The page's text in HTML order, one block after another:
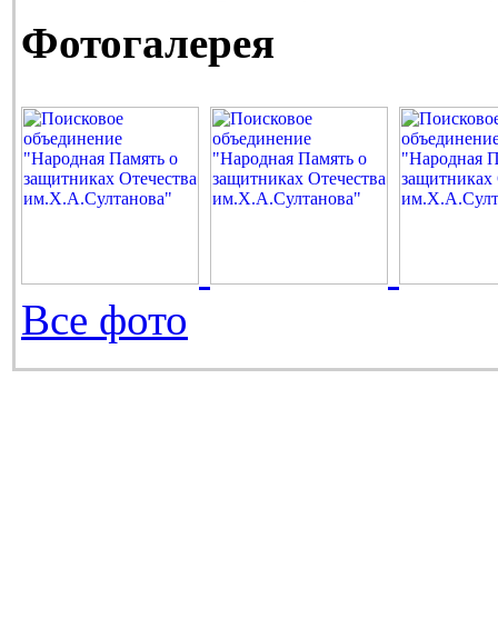
Фотогалерея
Все фото